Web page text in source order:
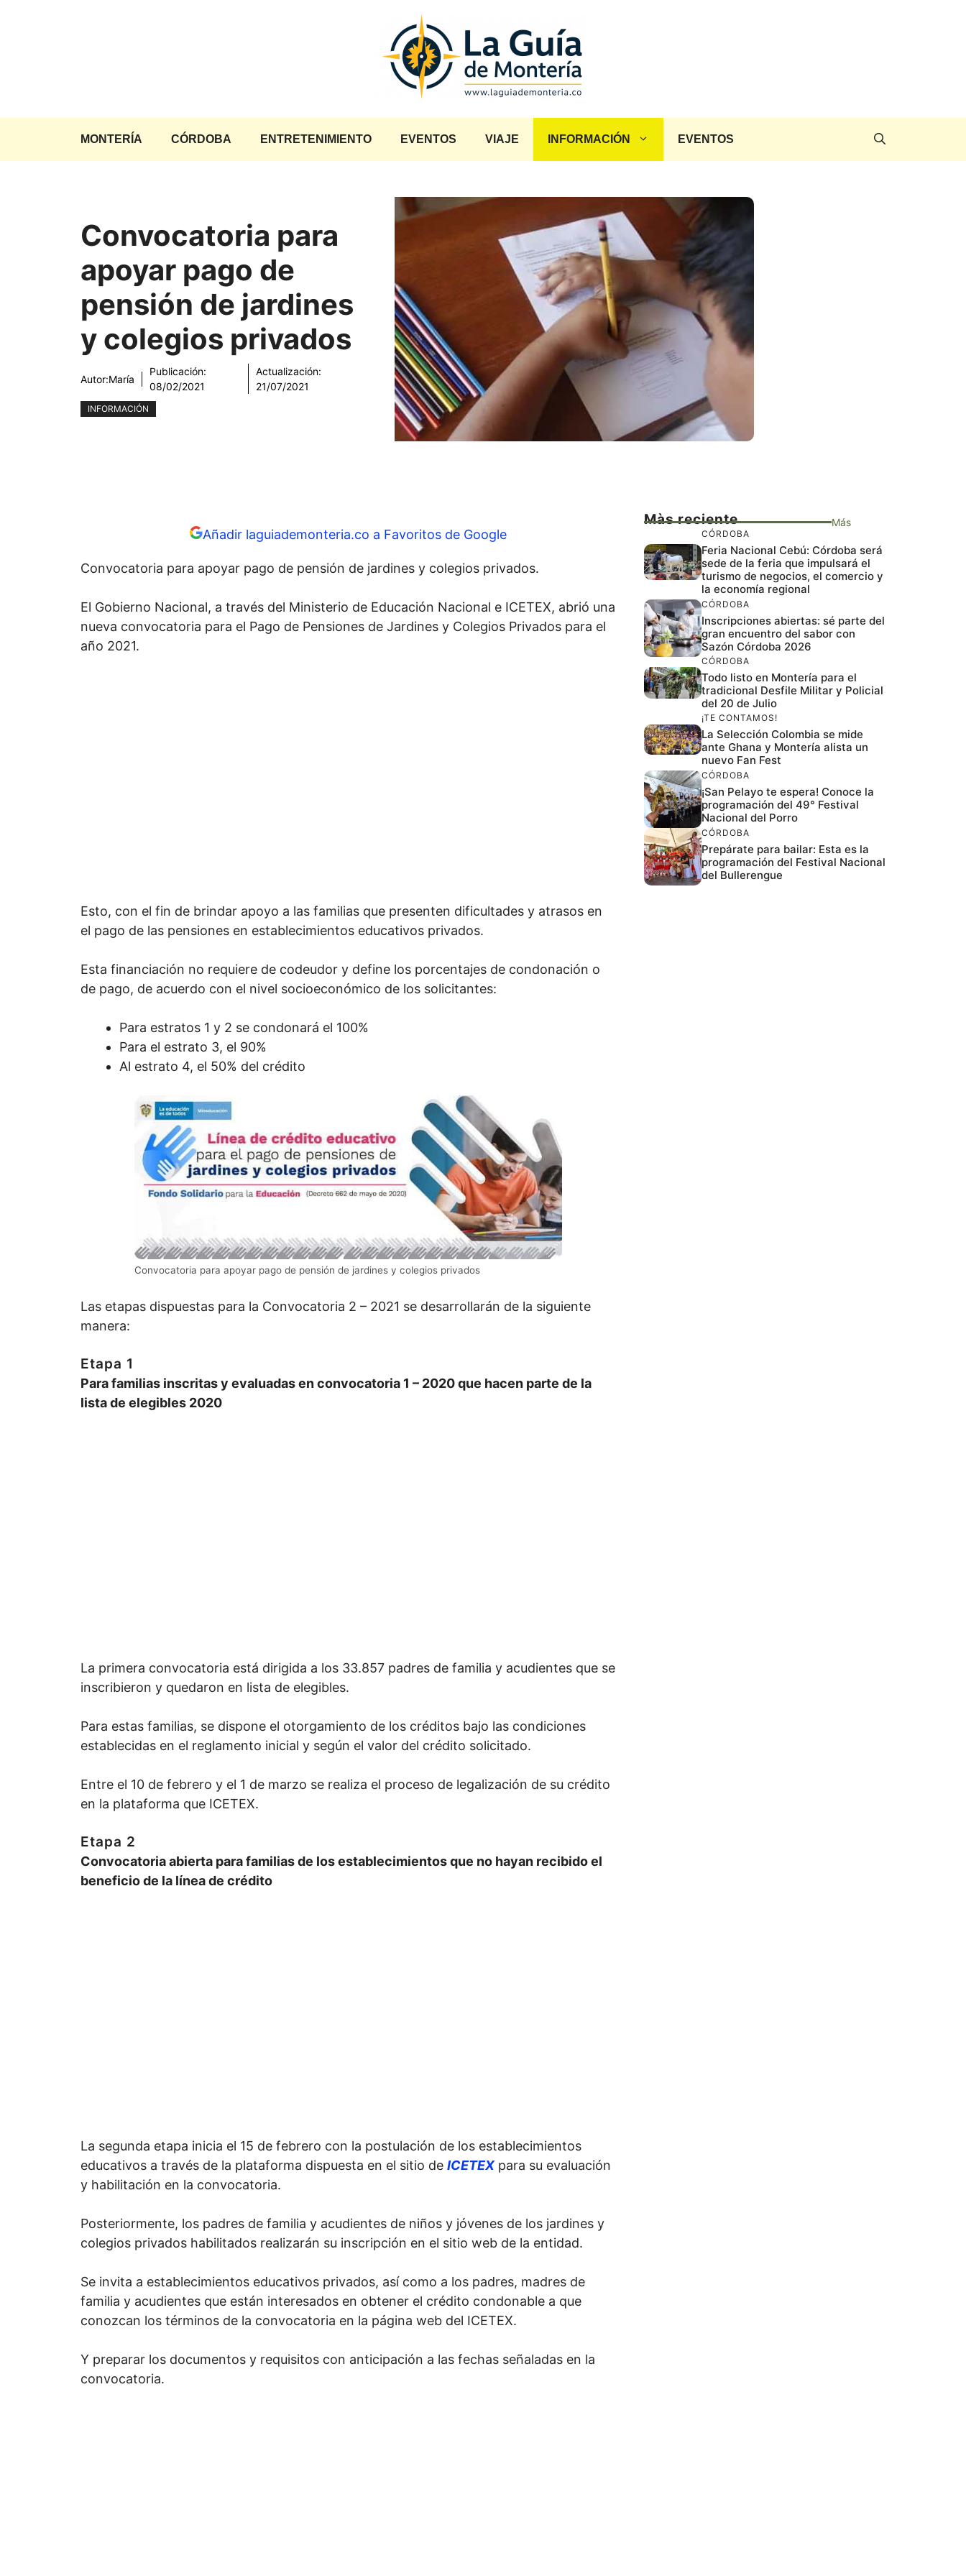
MONTERÍA CÓRDOBA ENTRETENIMIENTO EVENTOS VIAJE INFORMACIÓN EVENTOS
Convocatoria para
apoyar pago de
pensión de jardines
y colegios privados
Autor:María
Publicación:
08/02/2021
Actualización:
21/07/2021
INFORMACIÓN
Añadir laguiademonteria.co a Favoritos de Google
Convocatoria para apoyar pago de pensión de jardines y colegios privados.
El Gobierno Nacional, a través del Ministerio de Educación Nacional e ICETEX, abrió una
nueva convocatoria para el Pago de Pensiones de Jardines y Colegios Privados para el
año 2021.
Esto, con el fin de brindar apoyo a las familias que presenten dificultades y atrasos en
el pago de las pensiones en establecimientos educativos privados.
Esta financiación no requiere de codeudor y define los porcentajes de condonación o
de pago, de acuerdo con el nivel socioeconómico de los solicitantes:
Para estratos 1 y 2 se condonará el 100%
Para el estrato 3, el 90%
Al estrato 4, el 50% del crédito
Convocatoria para apoyar pago de pensión de jardines y colegios privados
Las etapas dispuestas para la Convocatoria 2 – 2021 se desarrollarán de la siguiente
manera:
Etapa 1
Para familias inscritas y evaluadas en convocatoria 1 – 2020 que hacen parte de la
lista de elegibles 2020
La primera convocatoria está dirigida a los 33.857 padres de familia y acudientes que se
inscribieron y quedaron en lista de elegibles.
Para estas familias, se dispone el otorgamiento de los créditos bajo las condiciones
establecidas en el reglamento inicial y según el valor del crédito solicitado.
Entre el 10 de febrero y el 1 de marzo se realiza el proceso de legalización de su crédito
en la plataforma que ICETEX.
Etapa 2
Convocatoria abierta para familias de los establecimientos que no hayan recibido el
beneficio de la línea de crédito
La segunda etapa inicia el 15 de febrero con la postulación de los establecimientos
educativos a través de la plataforma dispuesta en el sitio de ICETEXpara su evaluación
y habilitación en la convocatoria.
Posteriormente, los padres de familia y acudientes de niños y jóvenes de los jardines y
colegios privados habilitados realizarán su inscripción en el sitio web de la entidad.
Se invita a establecimientos educativos privados, así como a los padres, madres de
familia y acudientes que están interesados en obtener el crédito condonable a que
conozcan los términos de la convocatoria en la página web del ICETEX.
Y preparar los documentos y requisitos con anticipación a las fechas señaladas en la
convocatoria.
Màs reciente Más
CÓRDOBA
Feria Nacional Cebú: Córdoba será
sede de la feria que impulsará el
turismo de negocios, el comercio y
la economía regional
CÓRDOBA
Inscripciones abiertas: sé parte del
gran encuentro del sabor con
Sazón Córdoba 2026
CÓRDOBA
Todo listo en Montería para el
tradicional Desfile Militar y Policial
del 20 de Julio
¡TE CONTAMOS!
La Selección Colombia se mide
ante Ghana y Montería alista un
nuevo Fan Fest
CÓRDOBA
¡San Pelayo te espera! Conoce la
programación del 49° Festival
Nacional del Porro
CÓRDOBA
Prepárate para bailar: Esta es la
programación del Festival Nacional
del Bullerengue